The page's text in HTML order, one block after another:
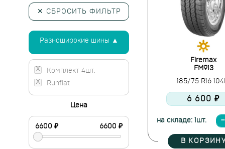
Firemax
FM913
185/75 R16
6 600 ₽
на складе: 1шт.
В
✕ СБРОСИТЬ ФИЛЬТР
Разноширокие шины ▲
Комплект 4шт.
Runflat
Цена